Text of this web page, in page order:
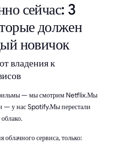
сейчас: 3
должен
новичок
владения к
— мы смотрим Netflix.Мы
— у нас Spotify.Мы перестали
сервиса, только: